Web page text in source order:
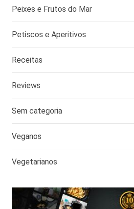
Peixes e Frutos do Mar
Petiscos e Aperitivos
Receitas
Reviews
Sem categoria
Veganos
Vegetarianos